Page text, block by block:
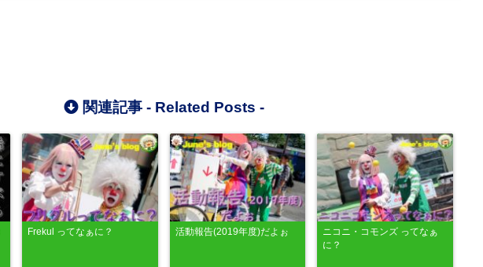
関連記事 - Related Posts -
Frekul ってなぁに？ 活動報告(2019年度)だよぉ
ニコニ・コモンズ ってなぁ
に？